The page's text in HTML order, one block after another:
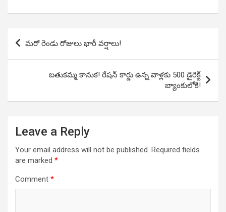
Post
మరో రెండు రోజులు భారీ వర్షాలు!
బతుకమ్మ కానుక! రేషన్ కార్డు ఉన్న వాళ్లకు 500 డైరెక్ట్
బ్యాంకులోకి!
Leave a Reply
Your email address will not be published. Required fields
are marked *
Comment *